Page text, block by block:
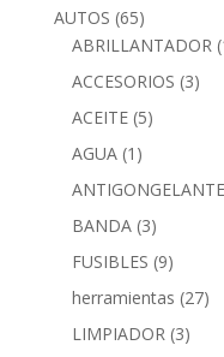
AUTOS (65)
ABRILLANTADOR
ACCESORIOS (3)
ACEITE (5)
AGUA (1)
ANTIGONGELANTE
BANDA (3)
FUSIBLES (9)
herramientas (27)
LIMPIADOR (3)